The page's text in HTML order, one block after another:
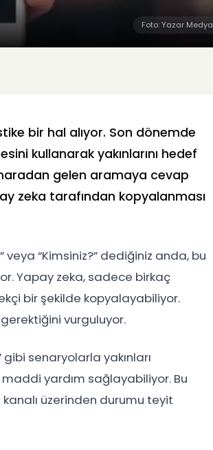
Foto: Yazar Medya
bir hal alıyor. Son dönemde
kullanarak yakınlarını hedef
gelen aramaya cevap
zeka tarafından kopyalanması
“Kimsiniz?” dediğiniz anda, bu
Yapay zeka, sadece birkaç
bir şekilde kopyalayabiliyor.
vurguluyor.
gibi senaryolarla yakınları
maddi yardım sağlayabiliyor. Bu
üzerinden durumu teyit